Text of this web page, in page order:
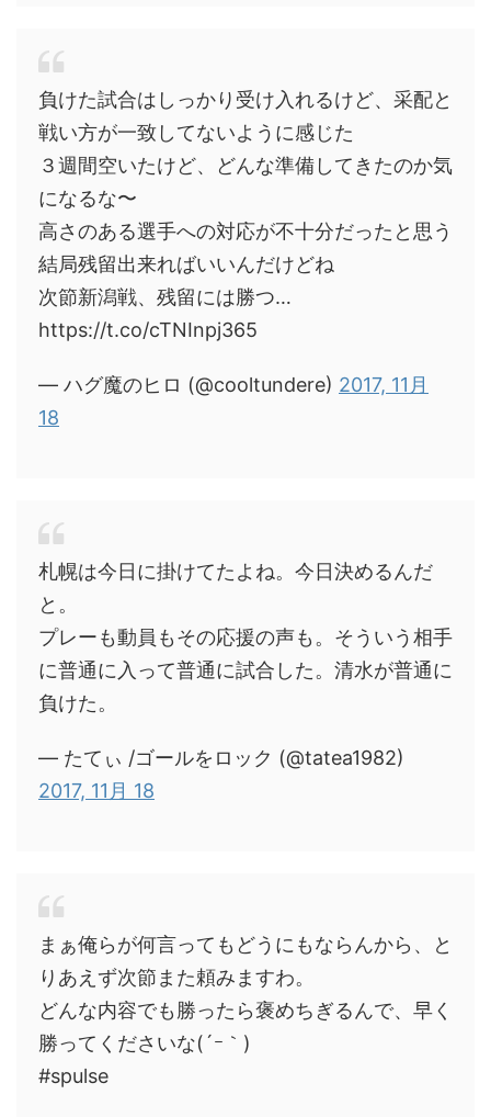
負けた試合はしっかり受け入れるけど、采配と
戦い方が一致してないように感じた
３週間空いたけど、どんな準備してきたのか気
になるな〜
高さのある選手への対応が不十分だったと思う
結局残留出来ればいいんだけどね
次節新潟戦、残留には勝つ…
https://t.co/cTNInpj365
— ハグ魔のヒロ (@cooltundere) 2017, 11月
18
札幌は今日に掛けてたよね。今日決めるんだ
と。
プレーも動員もその応援の声も。そういう相手
に普通に入って普通に試合した。清水が普通に
負けた。
— たてぃ /ゴールをロック (@tatea1982)
2017, 11月 18
まぁ俺らが何言ってもどうにもならんから、と
りあえず次節また頼みますわ。
どんな内容でも勝ったら褒めちぎるんで、早く
勝ってくださいな(´ｰ｀)
#spulse